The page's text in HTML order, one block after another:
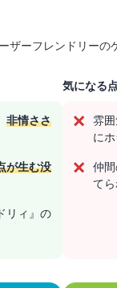
ザーフレンドリーの
非情ささ
が生む没
リィ』の
気になる
雰
に
仲
て